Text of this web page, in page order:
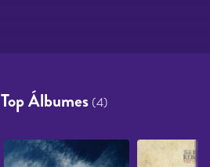
Top Álbumes (4)